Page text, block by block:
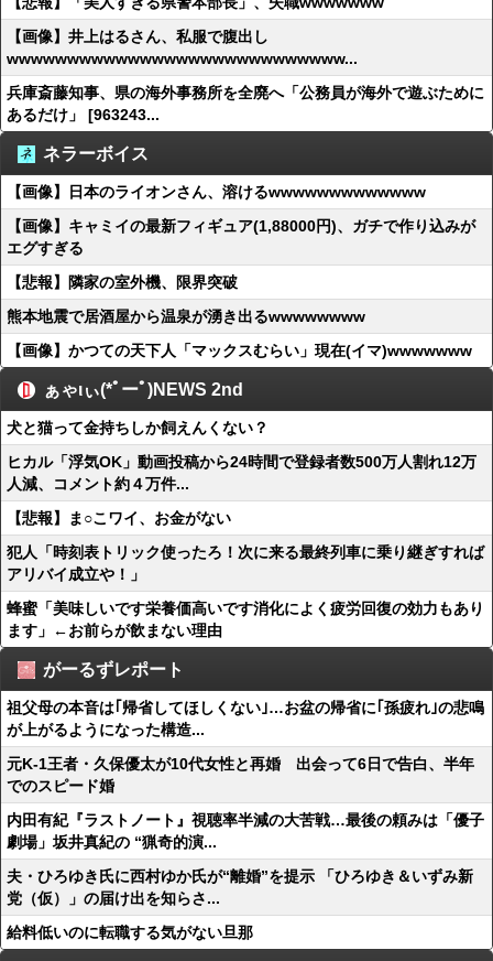
【画像】井上はるさん、私服で腹出し
wwwwwwwwwwwwwwwwwwwwwwwwwwww...
兵庫斎藤知事、県の海外事務所を全廃へ「公務員が海外で遊ぶために
あるだけ」 [963243...
ネラーボイス
【画像】日本のライオンさん、溶けるwwwwwwwwwwwww
【画像】キャミイの最新フィギュア(1,88000円)、ガチで作り込みが
エグすぎる
【悲報】隣家の室外機、限界突破
熊本地震で居酒屋から温泉が湧き出るwwwwwwww
【画像】かつての天下人「マックスむらい」現在(イマ)wwwwwww
ぁゃιぃ(*ﾟーﾟ)NEWS 2nd
犬と猫って金持ちしか飼えんくない？
ヒカル「浮気OK」動画投稿から24時間で登録者数500万人割れ12万
人減、コメント約４万件...
【悲報】ま○こワイ、お金がない
犯人「時刻表トリック使ったろ！次に来る最終列車に乗り継ぎすれば
アリバイ成立や！」
蜂蜜「美味しいです栄養価高いです消化によく疲労回復の効力もあり
ます」←お前らが飲まない理由
がーるずレポート
祖父母の本音は｢帰省してほしくない｣…お盆の帰省に｢孫疲れ｣の悲鳴
が上がるようになった構造...
元K-1王者・久保優太が10代女性と再婚 出会って6日で告白、半年
でのスピード婚
内田有紀『ラストノート』視聴率半減の大苦戦…最後の頼みは「優子
劇場」坂井真紀の “猟奇的演...
夫・ひろゆき氏に西村ゆか氏が“離婚”を提示 「ひろゆき＆いずみ新
党（仮）」の届け出を知らさ...
給料低いのに転職する気がない旦那